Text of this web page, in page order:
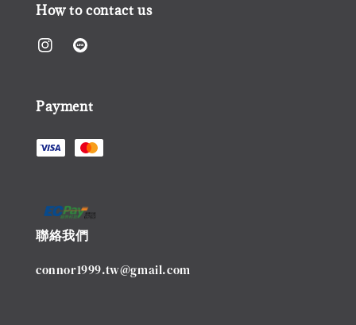
How to contact us
Payment
聯絡我們
connor1999.tw@gmail.com